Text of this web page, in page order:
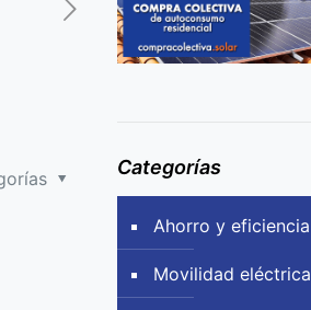
Categorías
Ahorro y eficiencia
Movilidad eléctrica